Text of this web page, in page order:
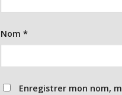
Nom *
Enregistrer mon nom,